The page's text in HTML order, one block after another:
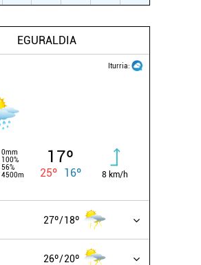
EGURALDIA
Iturria:
0mm
100%
56%
4500m
17º
25º 16º 8 km/h
27º 18º
26º 20º